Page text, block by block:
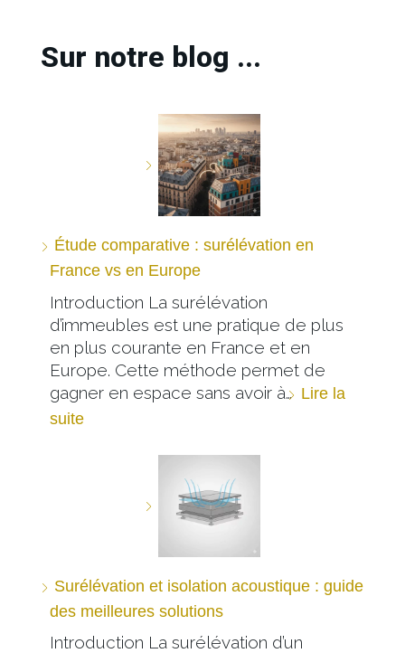
Sur notre blog ...
Étude comparative : surélévation en
France vs en Europe
Introduction La surélévation
d’immeubles est une pratique de plus
en plus courante en France et en
Europe. Cette méthode permet de
gagner en espace sans avoir à… Lire la
suite
Surélévation et isolation acoustique : guide
des meilleures solutions
Introduction La surélévation d’un